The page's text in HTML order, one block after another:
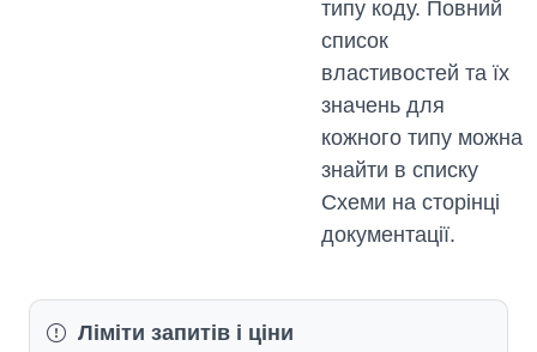
типу коду. Повний
список
властивостей та їх
значень для
кожного типу можна
знайти в списку
Схеми на сторінці
документації.
Ліміти запитів і ціни